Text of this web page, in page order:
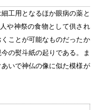
工用となるほか眼病の薬と
や神祭の食物として供され
ことが可能なものだったか
の熨斗紙の起りである。ま
いで神仏の像に似た模様が